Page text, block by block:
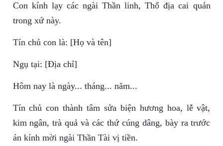
Con kính lạy các ngài Thần linh, Thổ địa cai quản
trong xứ này.
Tín chủ con là: [Họ và tên]
Ngụ tại: [Địa chỉ]
Hôm nay là ngày... tháng... năm...
Tín chủ con thành tâm sửa biện hương hoa, lễ vật,
kim ngân, trà quả và các thứ cúng dâng, bày ra trước
án kính mời ngài Thần Tài vị tiền.